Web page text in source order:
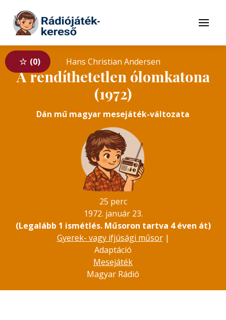
Tovább a tartalomhoz
Menü
0 Hans Christian Andersen
A rendíthetetlen ólomkatona
(1972)
Dán mű magyar mesejáték-változata
25 perc
1972. január 23.
(Legalább 1 ismétlés. Műsoron tartva 4 éven át)
Gyerek- vagy ifjúsági műsor|
Adaptáció
Mesejáték
Magyar Rádió